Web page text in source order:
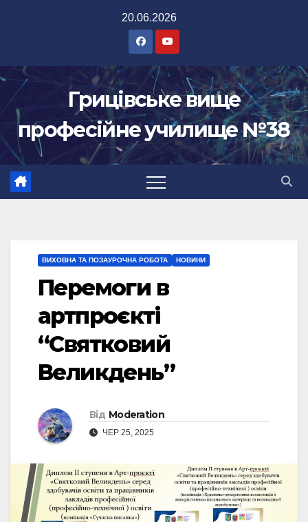
20.06.2026
Грицівське вище
професійне училище №38
ВИХОВНА ТА ПОЗАУРОЧНА РОБОТА НОВИНИ
Перемоги в
артпроєкті
“Святковий
Великдень”
Від Moderation
ЧЕР 25, 2025